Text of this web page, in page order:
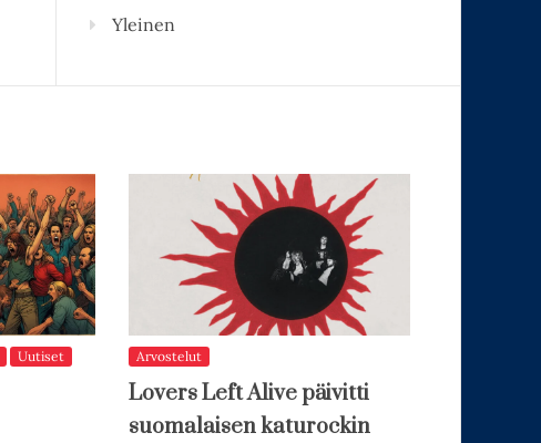
Yleinen
Uutiset
Arvostelut
Lovers Left Alive päivitti
suomalaisen katurockin